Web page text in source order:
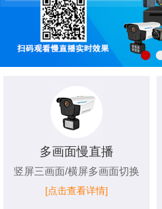
多画面慢直播
竖屏三画面/横屏多画面切换
[点击查看详情]